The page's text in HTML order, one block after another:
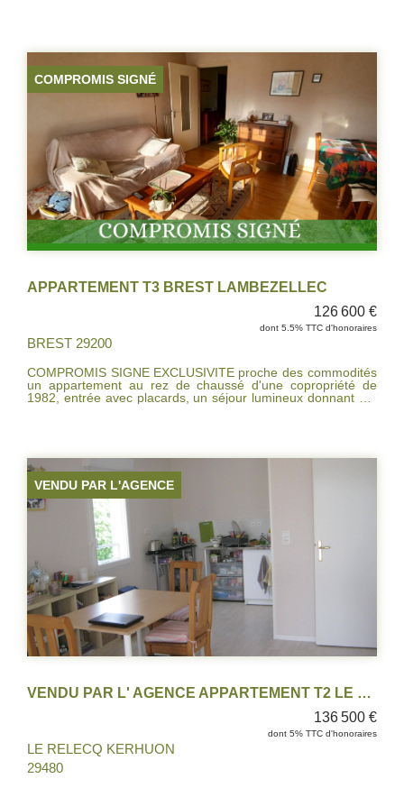
Deux chambres offrant un bon espace de rangement. - Un
grand dressing - Une cave pratique pour le stockage. - Une
place de parking privée couverte. L'appartement, bien situé
et au calme, nécessite des travaux de rénovation pour
révéler tout son potentiel. Une belle opportunité à ne pas
COMPROMIS SIGNÉ
APPARTEMENT T3 BREST LAMBEZELLEC
126 600 €
dont 5.5% TTC d'honoraires
BREST 29200
COMPROMIS SIGNE EXCLUSIVITE proche des commodités
un appartement au rez de chaussé d'une copropriété de
1982, entrée avec placards, un séjour lumineux donnant sur
neuf garantissent un confort optimal et une installation aux
normes. IDEAL POUR UNE PREMIERE ACQUISITION OU
POUR UN INVESTISSEMENT!!!!
VENDU PAR L'AGENCE
VENDU PAR L' AGENCE APPARTEMENT T2 LE RELECQ-KERHUON (locataire en place)
136 500 €
dont 5% TTC d'honoraires
LE RELECQ KERHUON
29480